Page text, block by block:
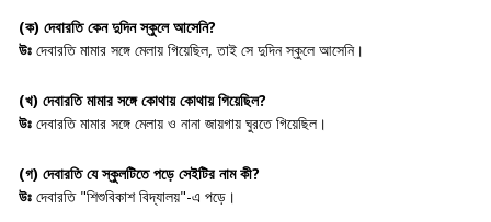
(ক) দেবারতি কেন দুদিন স্কুলে আসেনি?
উঃ দেবারতি মামার সঙ্গে মেলায় গিয়েছিল, তাই সে দুদিন স্কুলে আসেনি।
(খ) দেবারতি মামার সঙ্গে কোথায় কোথায় গিয়েছিল?
উঃ দেবারতি মামার সঙ্গে মেলায় ও নানা জায়গায় ঘুরতে গিয়েছিল।
(গ) দেবারতি যে স্কুলটিতে পড়ে সেইটির নাম কী?
উঃ দেবারতি "শিশুবিকাশ বিদ্যালয়"-এ পড়ে।